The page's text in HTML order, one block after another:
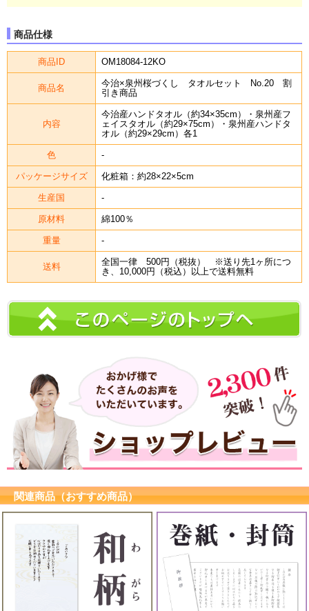
商品仕様
商品ID OM18084-12KO
商品名
今治×泉州桜づくし タオルセット No.20 割
引き商品
内容
今治産ハンドタオル（約34×35cm）・泉州産フ
ェイスタオル（約29×75cm）・泉州産ハンドタ
オル（約29×29cm）各1
色 -
パッケージサイズ 化粧箱：約28×22×5cm
生産国 -
原材料 綿100％
重量 -
送料
全国一律 500円（税抜） ※送り先1ヶ所につ
き、10,000円（税込）以上で送料無料
関連商品（おすすめ商品）